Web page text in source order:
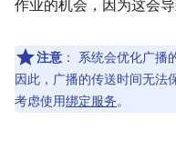
作业的机会，因为这会导
注意 ：
系统会优化广播
因此，广播的传送时间无法
考虑使用绑定服务。